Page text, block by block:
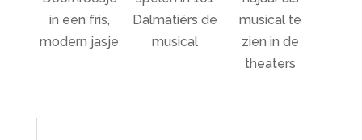
in een fris,
modern jasje
Dalmatiërs de
musical
musical te
zien in de
theaters